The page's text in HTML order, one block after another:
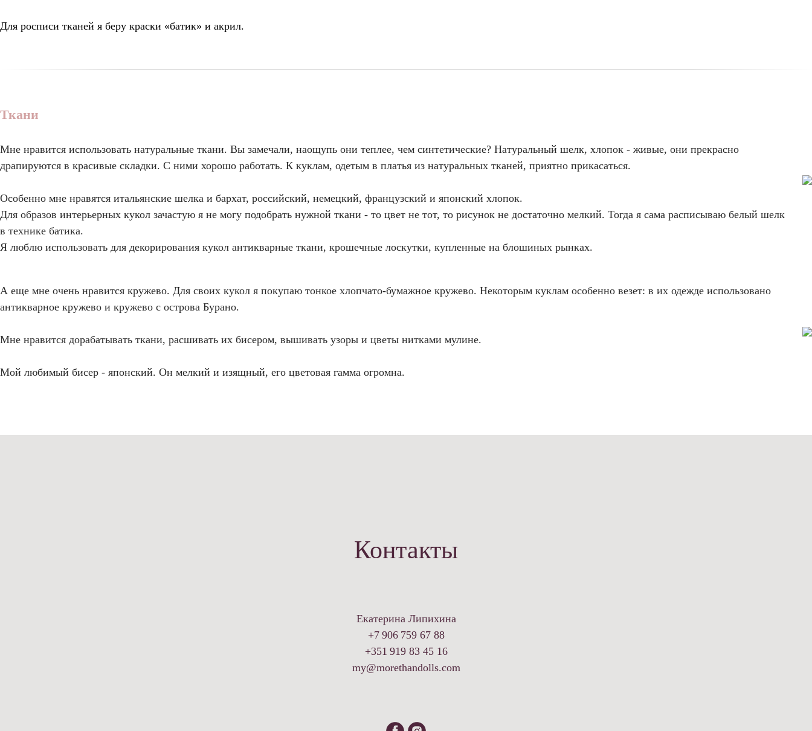
Для росписи тканей я беру краски «батик» и акрил.
Ткани
Мне нравится использовать натуральные ткани. Вы замечали, наощупь они теплее, чем синтетические? Натуральный шелк, хлопок - живые, они прекрасно
драпируются в красивые складки. С ними хорошо работать. К куклам, одетым в платья из натуральных тканей, приятно прикасаться.
Особенно мне нравятся итальянские шелка и бархат, российский, немецкий, французский и японский хлопок.
Для образов интерьерных кукол зачастую я не могу подобрать нужной ткани - то цвет не тот, то рисунок не достаточно мелкий. Тогда я сама расписываю белый шелк
в технике батика.
Я люблю использовать для декорирования кукол антикварные ткани, крошечные лоскутки, купленные на блошиных рынках.
А еще мне очень нравится кружево. Для своих кукол я покупаю тонкое хлопчато-бумажное кружево. Некоторым куклам особенно везет: в их одежде использовано
антикварное кружево и кружево с острова Бурано.
Мне нравится дорабатывать ткани, расшивать их бисером, вышивать узоры и цветы нитками мулине.
Мой любимый бисер - японский. Он мелкий и изящный, его цветовая гамма огромна.
Контакты
Екатерина Липихина
+7 906 759 67 88
+351 919 83 45 16
my@morethandolls.com